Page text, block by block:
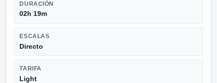
DURACIÓN
02h 19m
ESCALAS
Directo
TARIFA
Light